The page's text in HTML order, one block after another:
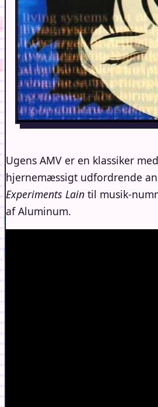
Ugens AMV er en klassiker
hjernemæssigt udfordrende
Experiments Lain til musik-
af Aluminum.